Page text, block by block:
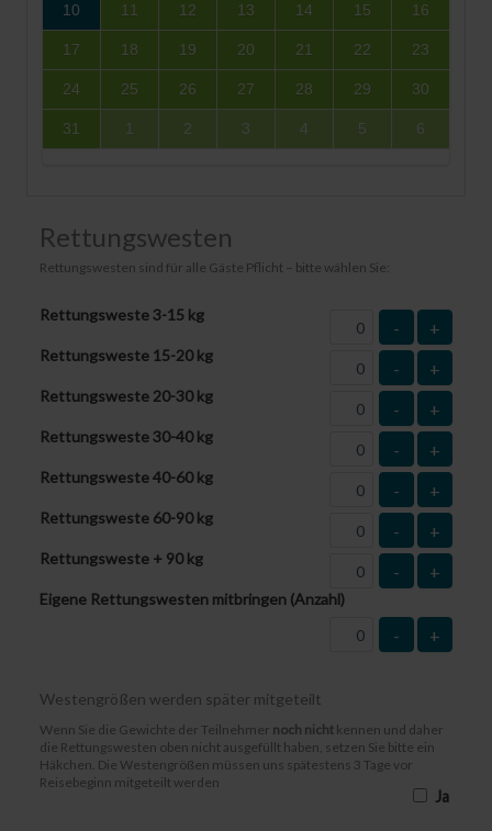
10 11 12 13 14 15 16
17 18 19 20 21 22 23
24 25 26 27 28 29 30
31 1 2 3 4 5 6
Rettungswesten
Rettungswesten sind für alle Gäste Pflicht – bitte wählen Sie:
Rettungsweste 3-15 kg
- +
Rettungsweste 15-20 kg
- +
Rettungsweste 20-30 kg
- +
Rettungsweste 30-40 kg
- +
Rettungsweste 40-60 kg
- +
Rettungsweste 60-90 kg
- +
Rettungsweste + 90 kg
- +
Eigene Rettungswesten mitbringen (Anzahl)
- +
Westengrößen werden später mitgeteilt
Wenn Sie die Gewichte der Teilnehmer noch nicht kennen und daher
die Rettungswesten oben nicht ausgefüllt haben, setzen Sie bitte ein
Häkchen. Die Westengrößen müssen uns spätestens 3 Tage vor
Reisebeginn mitgeteilt werden
Ja